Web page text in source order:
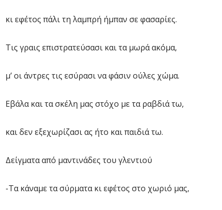
κι εφέτος πάλι τη λαμπρή ήμπαν σε φασαρίες.
Τις γραις επιστρατεύσασι και τα μωρά ακόμα,
μ’ οι άντρες τις εσύρασι να φάσιν ούλες χώμα.
Εβάλα και τα σκέλη μας στόχο με τα ραβδιά τω,
και δεν εξεχωρίζασι ας ήτο και παιδιά τω.
Δείγματα από μαντινάδες του γλεντιού
-Τα κάναμε τα σύρματα κι εφέτος στο χωριό μας,